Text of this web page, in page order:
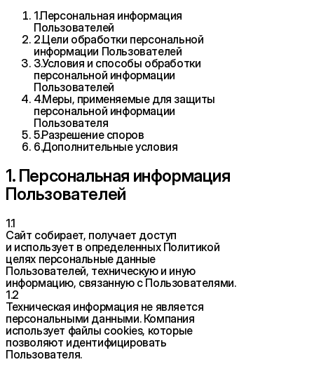
1.Персональная информация
Пользователей
2.Цели обработки персональной
информации Пользователей
3.Условия и способы обработки
персональной информации
Пользователей
4.Меры, применяемые для защиты
персональной информации
Пользователя
5.Разрешение споров
6.Дополнительные условия
1. Персональная информация
Пользователей
1.1
Сайт собирает, получает доступ
и использует в определенных Политикой
целях персональные данные
Пользователей, техническую и иную
информацию, связанную с Пользователями.
1.2
Техническая информация не является
персональными данными. Компания
использует файлы cookies, которые
позволяют идентифицировать
Пользователя.